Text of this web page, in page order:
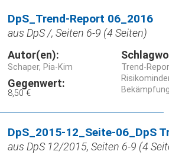
DpS_Trend-Report 06_2016
aus DpS /, Seiten 6-9 (4 Seiten)
Autor(en):
Schaper, Pia-Kim
Gegenwert:
8,50 €
Trend-
DpS_2015-12_Seite-06_DpS
aus DpS 12/2015, Seiten 6-9 (4